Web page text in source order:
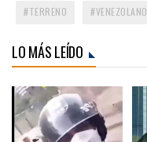
TERRENO VENEZOLANO
LO MÁS LEÍDO